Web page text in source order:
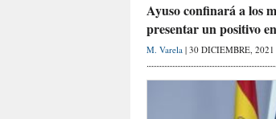
Ayuso confinará a los
presentar un positivo
M. Varela | 30 DICIEMBRE, 2021